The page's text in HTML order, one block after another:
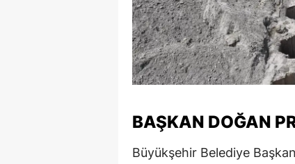
BAŞKAN DOĞAN
Büyükşehir Belediye